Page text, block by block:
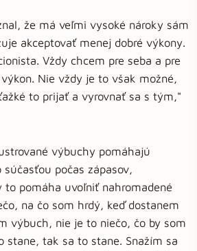
že má veľmi vysoké nároky sám
akceptovať menej dobré výkony.
Vždy chcem pre seba a pre
Nie vždy je to však možné,
to prijať a vyrovnať sa s tým,"
výbuchy pomáhajú
počas zápasov,
to pomáha uvoľniť nahromadené
na čo som hrdý, keď dostanem
výbuch, nie je to niečo, čo by som
stane, tak sa to stane. Snažím sa